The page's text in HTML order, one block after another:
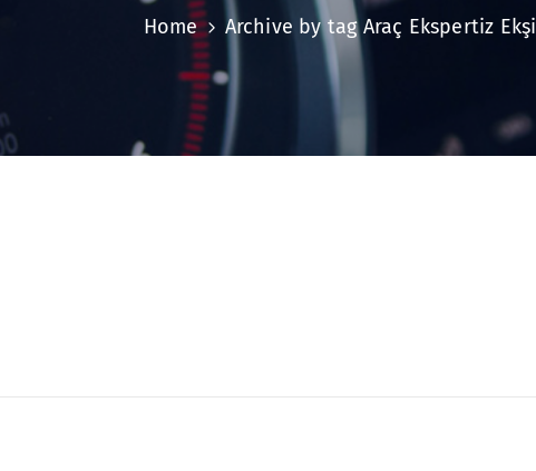
Home Archive by tag Araç Ekspertiz Ekşi